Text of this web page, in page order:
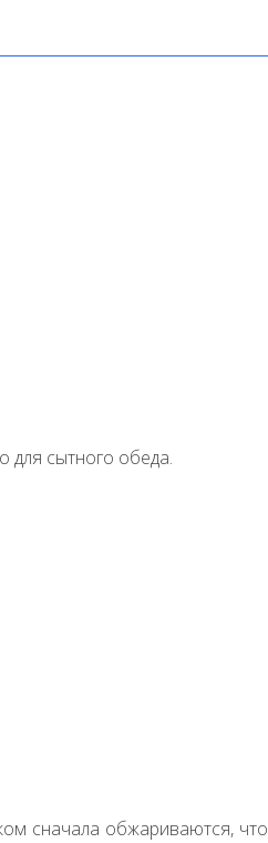
для сытного обеда.
сначала обжариваются, что